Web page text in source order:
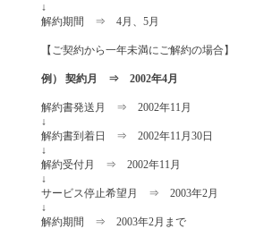
↓
解約期間 ⇒ 4月、5月
【ご契約から一年未満にご解約の場合】
例） 契約月 ⇒ 2002年4月
解約書発送月 ⇒ 2002年11月
↓
解約書到着日 ⇒ 2002年11月30日
↓
解約受付月 ⇒ 2002年11月
↓
サービス停止希望月 ⇒ 2003年2月
↓
解約期間 ⇒ 2003年2月まで